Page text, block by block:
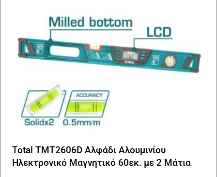
Total TMT2606D Αλφάδι Αλουμινίου
Ηλεκτρονικό Μαγνητικό 60εκ. με 2 Μάτια